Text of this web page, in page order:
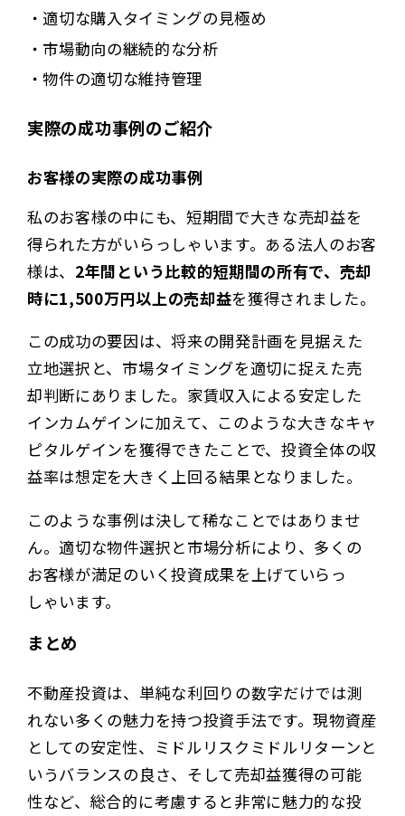
適切な購入タイミングの見極め
市場動向の継続的な分析
物件の適切な維持管理
実際の成功事例のご紹介
お客様の実際の成功事例
私のお客様の中にも、短期間で大きな売却益を
得られた方がいらっしゃいます。ある法人のお客
様は、 2年間という比較的短期間の所有で、売却
時に1,500万円以上の売却益を獲得されました。
この成功の要因は、将来の開発計画を見据えた
立地選択と、市場タイミングを適切に捉えた売
却判断にありました。家賃収入による安定した
インカムゲインに加えて、このような大きなキャ
ピタルゲインを獲得できたことで、投資全体の収
益率は想定を大きく上回る結果となりました。
このような事例は決して稀なことではありませ
ん。適切な物件選択と市場分析により、多くの
お客様が満足のいく投資成果を上げていらっ
しゃいます。
まとめ
不動産投資は、単純な利回りの数字だけでは測
れない多くの魅力を持つ投資手法です。現物資産
としての安定性、ミドルリスクミドルリターンと
いうバランスの良さ、そして売却益獲得の可能
性など、総合的に考慮すると非常に魅力的な投